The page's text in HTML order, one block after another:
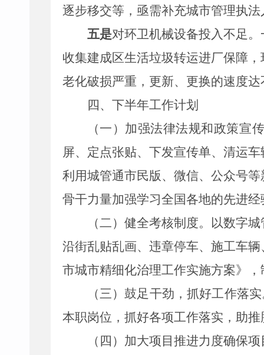
逐步移交等，亟需补充城市管理执法
五是对环卫机械设备投入不足
收集建成区生活垃圾转运进厂保障
老化破损严重， 更新、更换的速度
四、下半年工作计划
（一）加强法律法规和政策宣
屏、定点张贴、下发宣传单、清运
利用城管通市民版、微信、公众号
骨干力量加强学习全国各地的先进
（二）健全考核制度。以数字
沿街乱贴乱画、违章停车、施工车
市城市精细化治理工作实施方案》，
（三）鼓足干劲，抓好工作落
本职岗位，抓好各项工作落实， 助推
（ 四 ）加大项目推进力度确保